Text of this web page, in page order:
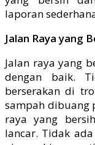
laporan
Jalan Raya yang
Jalan raya yang
dengan baik.
berserakan di
sampah dibuang
raya yang
lancar. Tidak